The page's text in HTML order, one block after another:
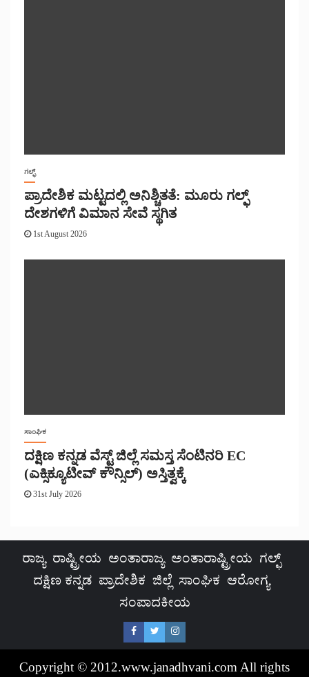
ಗಲ್ಫ್
ಪ್ರಾದೇಶಿಕ ಮಟ್ಟದಲ್ಲಿ ಅನಿಶ್ಚಿತತೆ: ಮೂರು ಗಲ್ಫ್
ದೇಶಗಳಿಗೆ ವಿಮಾನ ಸೇವೆ ಸ್ಥಗಿತ
1st August 2026
ಸಾಂಘಿಕ
ದಕ್ಷಿಣ ಕನ್ನಡ ವೆಸ್ಟ್ ಜಿಲ್ಲೆ ಸಮಸ್ತ ಸೆಂಟಿನರಿ EC
(ಎಕ್ಸಿಕ್ಯೂಟೀವ್ ಕೌನ್ಸಿಲ್) ಅಸ್ತಿತ್ವಕ್ಕೆ
31st July 2026
ರಾಜ್ಯ ರಾಷ್ಟ್ರೀಯ ಅಂತಾರಾಜ್ಯ ಅಂತಾರಾಷ್ಟ್ರೀಯ ಗಲ್ಫ್
ದಕ್ಷಿಣ ಕನ್ನಡ ಪ್ರಾದೇಶಿಕ ಜಿಲ್ಲೆ ಸಾಂಘಿಕ ಆರೋಗ್ಯ
ಸಂಪಾದಕೀಯ
Copyright © 2012.www.janadhvani.com All rights